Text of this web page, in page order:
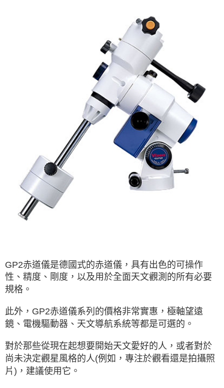
GP2赤道儀是德國式的赤道儀，具有出色的可操作
性、精度、剛度， 以及用於全面天文觀測的所有必要
規格。
此外，GP2赤道儀系列的價格非常實惠， 極軸望遠
鏡、電機驅動器、天文導航系統等都是可選的。
對於那些從現在起想要開始天文愛好的人， 或者對於
尚未決定觀星風格的人(例如，專注於觀看還是拍攝照
片)，建議使用它。